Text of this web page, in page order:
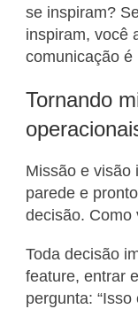
se inspiram?
inspiram, você
comunicação é
Tornando
Missão e visão
parede e
decisão. Como
Toda decisão
feature, entrar
pergunta: